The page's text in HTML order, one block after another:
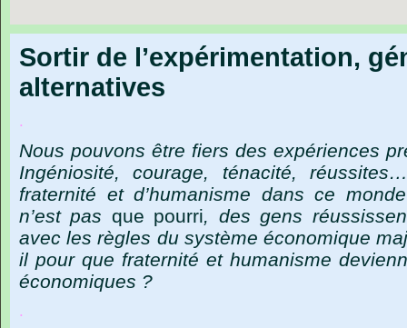
Sortir de l’expérimentation,
alternatives
.
Nous pouvons être fiers des expériences
Ingéniosité,
courage, ténacité,
fraternité et d’humanisme dans ce monde
n’est pas que pourri, des gens
avec les règles du système économique
il pour que fraternité et humanisme
économiques ?
.